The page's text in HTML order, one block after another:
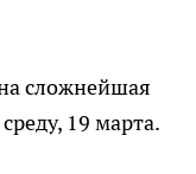
сложнейшая
19 марта.